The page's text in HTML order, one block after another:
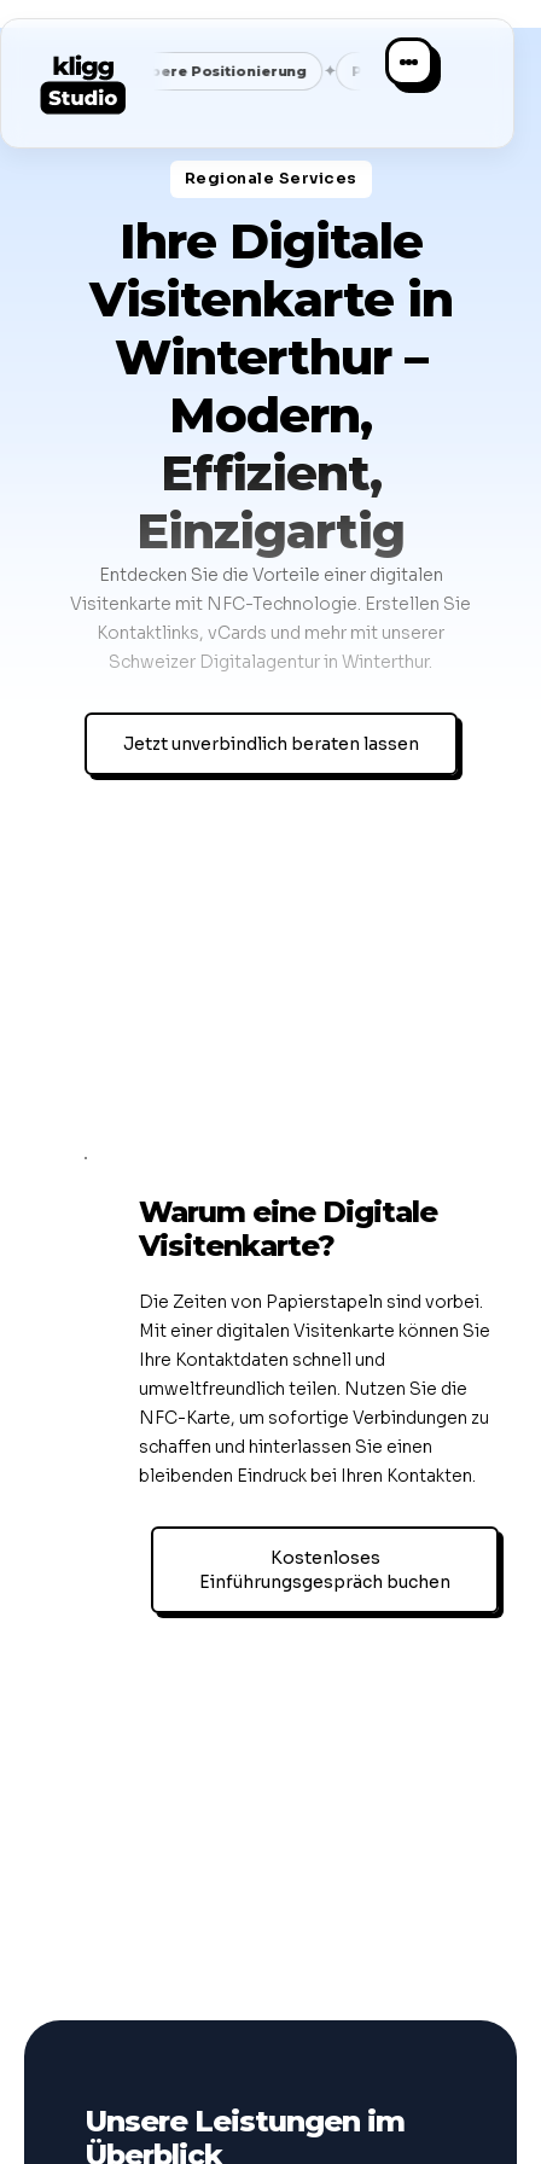
Saubere Positionierung ✦ Planbare Nachfrage ✦
Regionale Services​
Ihre Digitale
Visitenkarte in
Winterthur –
Modern,
Effizient,
Einzigartig
Entdecken Sie die Vorteile einer digitalen
Visitenkarte mit NFC-Technologie. Erstellen Sie
Kontaktlinks, vCards und mehr mit unserer
Schweizer Digitalagentur in Winterthur.
Jetzt unverbindlich beraten lassen
Warum eine Digitale
Visitenkarte?
Die Zeiten von Papierstapeln sind vorbei.
Mit einer digitalen Visitenkarte können Sie
Ihre Kontaktdaten schnell und
umweltfreundlich teilen. Nutzen Sie die
NFC-Karte, um sofortige Verbindungen zu
schaffen und hinterlassen Sie einen
bleibenden Eindruck bei Ihren Kontakten.
Kostenloses
Einführungsgespräch buchen
Unsere Leistungen im
Überblick